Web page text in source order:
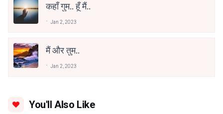
कहाँ गुम.. हूँ मैं..
Jan 2, 2023
मैं और तुम..
Jan 2, 2023
You'll Also Like